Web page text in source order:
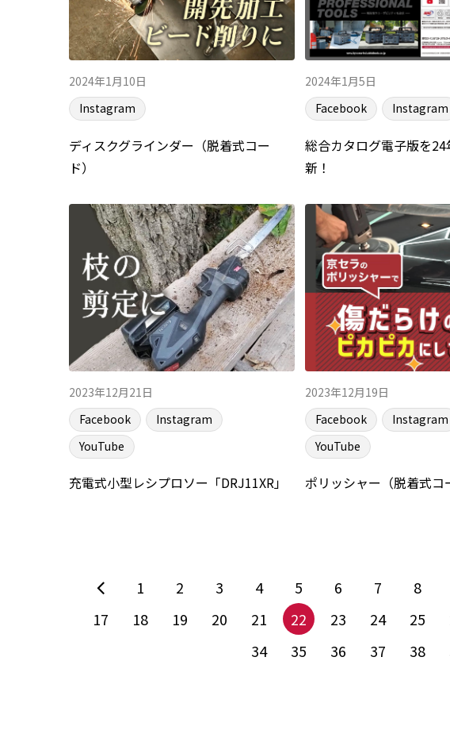
2024年1月10日
Instagram
ディスクグラインダー（脱着式コー
ド）
2024年1月5日
Facebook
Instagram
総合カタログ電子版を
新！
2023年12月21日
Facebook
Instagram
YouTube
充電式小型レシプロソー「DRJ11XR」
2023年12月19日
Facebook
Instagram
YouTube
ポリッシャー（脱着式コ
1 2 3 4 5 6 7 8
17
18 19 20 21 22 23 24 25
34
35 36 37 38